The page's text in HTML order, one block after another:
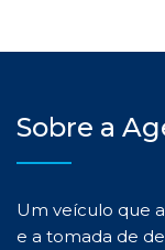
Sobre a
Um veículo que
e a tomada de